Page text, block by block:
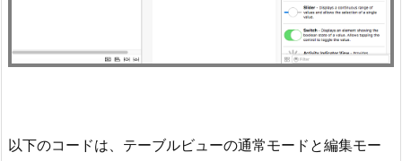
以下のコードは、テーブルビューの通常モードと編集モー